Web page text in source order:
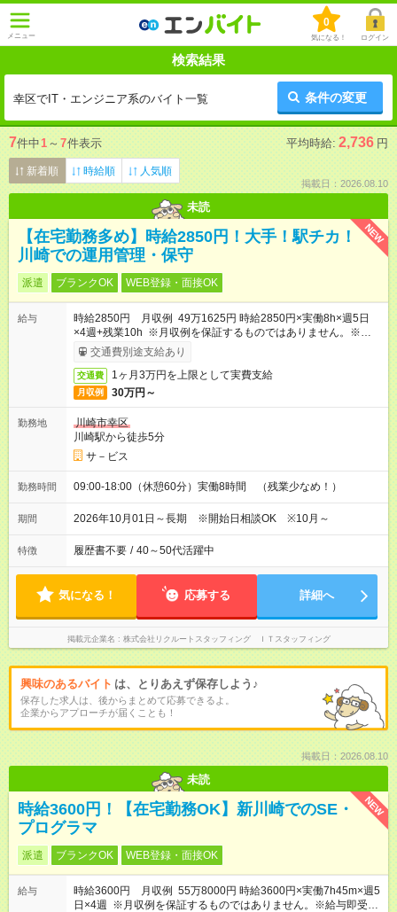
メニュー
0
気になる！ ログイン
検索結果
幸区でIT・エンジニア系のバイト一覧 条件の変更
7件中1 ～ 7件表示 平均時給: 2,736 円
新着順 時給順 人気順
掲載日：2026.08.10
未読
NEW
【在宅勤務多め】時給2850円！大手！駅チカ！
川崎での運用管理・保守
派遣 ブランクOK WEB登録・面接OK
給与
時給2850円 月収例 49万1625円 時給2850円×実働8h×週5日
×4週+残業10h ※月収例を保証するものではありません。※給与
即受取りサービス利用可（利用条件有）
交通費別途支給あり
交通費 1ヶ月3万円を上限として実費支給
月収例 30万円～
勤務地
川崎市幸区
川崎駅から徒歩5分
サ－ビス
勤務時間 09:00-18:00（休憩60分）実働8時間 （残業少なめ！）
期間 2026年10月01日～長期 ※開始日相談OK ※10月～
特徴 履歴書不要 / 40～50代活躍中
気になる！ 応募する 詳細へ
掲載元企業名 株式会社リクルートスタッフィング ＩＴスタッフィング
興味のあるバイト は、とりあえず保存しよう♪
保存した求人は、後からまとめて応募できるよ。
企業からアプローチが届くことも！
掲載日：2026.08.10
未読
NEW
時給3600円！【在宅勤務OK】新川崎でのSE・
プログラマ
派遣 ブランクOK WEB登録・面接OK
給与
時給3600円 月収例 55万8000円 時給3600円×実働7h45m×週5
日×4週 ※月収例を保証するものではありません。※給与即受取